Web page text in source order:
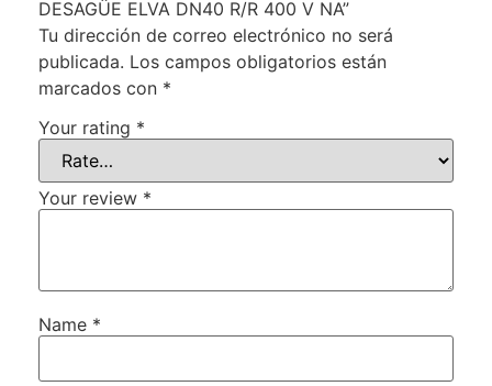
DESAGÜE ELVA DN40 R/R 400 V NA”
Tu dirección de correo electrónico no será
publicada. Los campos obligatorios están
marcados con *
Your rating *
Your review *
Name *